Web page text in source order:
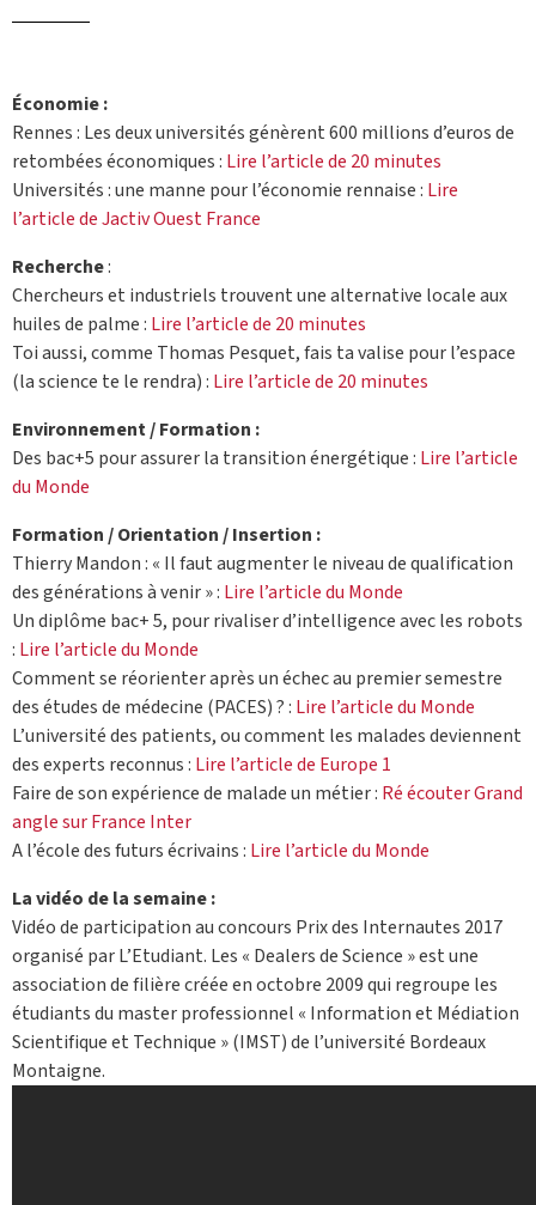
Économie :
Rennes : Les deux universités génèrent 600 millions d’euros de
retombées économiques : Lire l’article de 20 minutes
Universités : une manne pour l’économie rennaise : Lire
l’article de Jactiv Ouest France
Recherche:
Chercheurs et industriels trouvent une alternative locale aux
huiles de palme : Lire l’article de 20 minutes
Toi aussi, comme Thomas Pesquet, fais ta valise pour l’espace
(la science te le rendra) : Lire l’article de 20 minutes
Environnement / Formation :
Des bac+5 pour assurer la transition énergétique : Lire l’article
du Monde
Formation / Orientation / Insertion :
Thierry Mandon : « Il faut augmenter le niveau de qualification
des générations à venir » : Lire l’article du Monde
Un diplôme bac+ 5, pour rivaliser d’intelligence avec les robots
: Lire l’article du Monde
Comment se réorienter après un échec au premier semestre
des études de médecine (PACES) ? : Lire l’article du Monde
L’université des patients, ou comment les malades deviennent
des experts reconnus : Lire l’article de Europe 1
Faire de son expérience de malade un métier : Ré écouter Grand
angle sur France Inter
A l’école des futurs écrivains : Lire l’article du Monde
La vidéo de la semaine :
Vidéo de participation au concours Prix des Internautes 2017
organisé par L’Etudiant. Les « Dealers de Science » est une
association de filière créée en octobre 2009 qui regroupe les
étudiants du master professionnel « Information et Médiation
Scientifique et Technique » (IMST) de l’université Bordeaux
Montaigne.